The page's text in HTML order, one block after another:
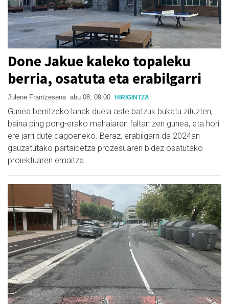
Done Jakue kaleko topaleku
berria, osatuta eta erabilgarri
Julene Frantzesena abu 08, 09:00 HIRIGINTZA
Gunea berritzeko lanak duela aste batzuk bukatu zituzten,
baina ping pong-erako mahaiaren faltan zen gunea, eta hori
ere jarri dute dagoeneko. Beraz, erabilgarri da 2024an
gauzatutako partaidetza prozesuaren bidez osatutako
proiektuaren emaitza.